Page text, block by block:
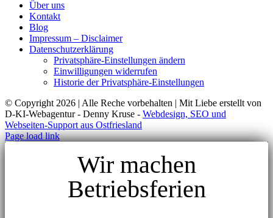
Über uns
Kontakt
Blog
Impressum – Disclaimer
Datenschutzerklärung
Privatsphäre-Einstellungen ändern
Einwilligungen widerrufen
Historie der Privatsphäre-Einstellungen
© Copyright2026 | Alle Reche vorbehalten | Mit Liebe erstellt von
D-KI-Webagentur - Denny Kruse - Webdesign, SEO und
Webseiten-Support aus Ostfriesland
Page load link
Wir machen
Betriebsferien